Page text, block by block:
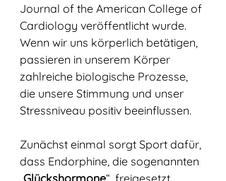
Journal of the American College of
Cardiology veröffentlicht wurde.
Wenn wir uns körperlich betätigen,
passieren in unserem Körper
zahlreiche biologische Prozesse,
die unsere Stimmung und unser
Stressniveau positiv beeinflussen.
Zunächst einmal sorgt Sport dafür,
dass Endorphine, die sogenannten